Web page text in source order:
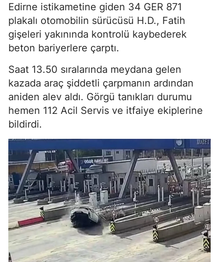
Edirne istikametine giden 34 GER 871
plakalı otomobilin sürücüsü H.D., Fatih
gişeleri yakınında kontrolü kaybederek
beton bariyerlere çarptı.
Saat 13.50 sıralarında meydana gelen
kazada araç şiddetli çarpmanın ardından
aniden alev aldı. Görgü tanıkları durumu
hemen 112 Acil Servis ve itfaiye ekiplerine
bildirdi.